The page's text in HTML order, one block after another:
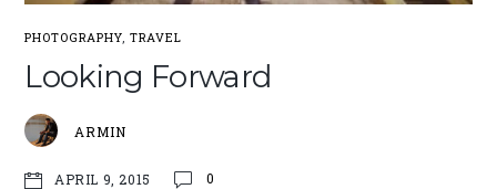
PHOTOGRAPHY, TRAVEL
Looking Forward
ARMIN
APRIL 9, 2015 0